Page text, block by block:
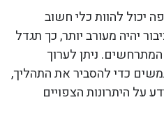
יכול להוות כלי חשוב
יהיה מעורב יותר, כך תגדל
ניתן לערוך
כדי להסביר את התהליך,
היתרונות הצפויים